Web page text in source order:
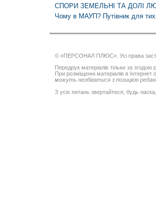
СПОРИ ЗЕМЕЛЬНІ ТА ДОЛІ
Чому в МАУП? Путівник для тих,
© «ПЕРСОНАЛ ПЛЮС». Усі права
Передрук матеріалів тільки за згодою
При розміщенні матеріалів в Інтернет
можуть незбігатися з позицією
З усіх питань звертайтеся, будь ласка,